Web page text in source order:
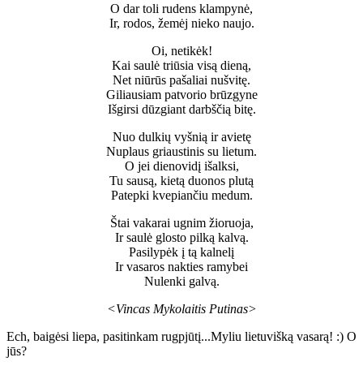
O dar toli rudens klampynė,
Ir, rodos, žemėj nieko naujo.
Oi, netikėk!
Kai saulė triūsia visą dieną,
Net niūrūs pašaliai nušvitę.
Giliausiam patvorio brūzgyne
Išgirsi dūzgiant darbščią bitę.
Nuo dulkių vyšnią ir avietę
Nuplaus griaustinis su lietum.
O jei dienovidį išalksi,
Tu sausą, kietą duonos plutą
Patepki kvepiančiu medum.
Štai vakarai ugnim žioruoja,
Ir saulė glosto pilką kalvą.
Pasilypėk į tą kalnelį
Ir vasaros nakties ramybei
Nulenki galvą.
<Vincas Mykolaitis Putinas>
Ech, baigėsi liepa, pasitinkam rugpjūtį...Myliu lietuvišką vasarą! :) O
jūs?